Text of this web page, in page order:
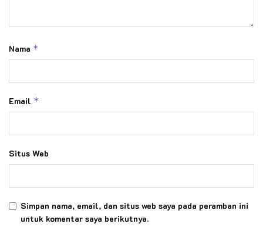
Nama *
Email *
Situs Web
Simpan nama, email, dan situs web saya pada peramban ini
untuk komentar saya berikutnya.